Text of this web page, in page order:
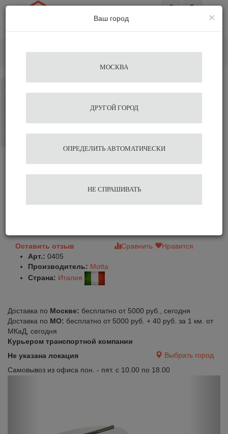
Сахарница овальная для
бара Motta
Оставить отзыв Сравнить
Нравится
Арт.: 0405
Производитель: Motta
Страна: Италия
Доставка по Москве: бесплатно от 5000 руб., сегодня
Доставка по МО: бесплатно от 5000 руб. + 40 руб. за 1 км. от
МКаД, сегодня
Курьером транспортной компании
Не указана локация
Выбрать город
Самовывоз из офиса пон. - пят. с 10.00 по 18.00
×
Ваш город
МОСКВА
ДРУГОЙ ГОРОД
ОПРЕДЕЛИТЬ АВТОМАТИЧЕСКИ
НЕ СПРАШИВАТЬ